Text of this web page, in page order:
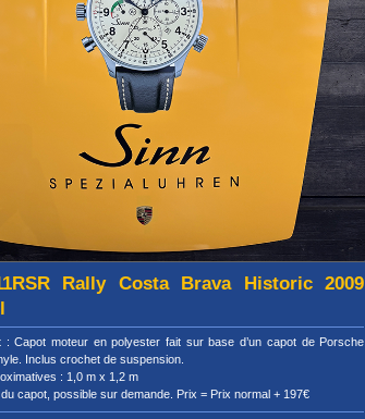
Rally Costa Brava Historic 2009
: Capot moteur en polyester fait sur base d’un capot de Porsche
Inclus crochet de suspension.
: 1,0 m x 1,2 m
capot, possible sur demande. Prix = Prix normal + 197€